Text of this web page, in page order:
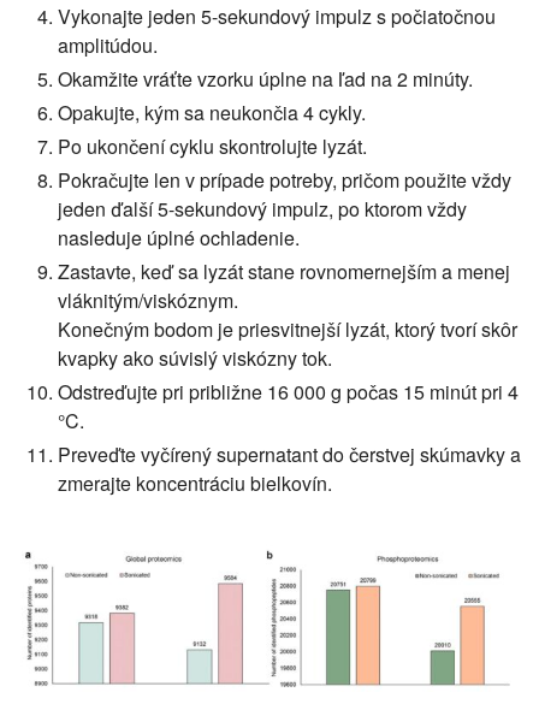
Vykonajte jeden 5-sekundový impulz s počiatočnou
amplitúdou.
Okamžite vráťte vzorku úplne na ľad na 2 minúty.
Opakujte, kým sa neukončia 4 cykly.
Po ukončení cyklu skontrolujte lyzát.
Pokračujte len v prípade potreby, pričom použite vždy
jeden ďalší 5-sekundový impulz, po ktorom vždy
nasleduje úplné ochladenie.
Zastavte, keď sa lyzát stane rovnomernejším a menej
vláknitým/viskóznym.
Konečným bodom je priesvitnejší lyzát, ktorý tvorí skôr
kvapky ako súvislý viskózny tok.
Odstreďujte pri približne 16 000 g počas 15 minút pri 4
°C.
Preveďte vyčírený supernatant do čerstvej skúmavky a
zmerajte koncentráciu bielkovín.